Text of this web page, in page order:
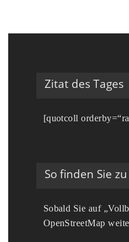
Zitat des Tages
[quotcoll
So finden Sie
Sobald Sie auf
OpenStreetMap